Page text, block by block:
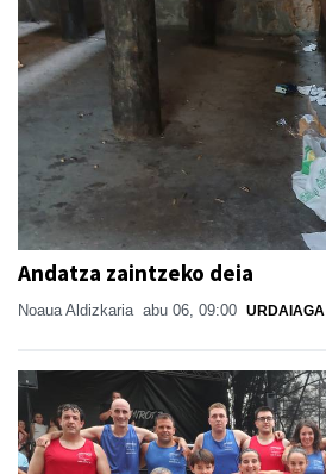
Andatza zaintzeko deia
Noaua Aldizkaria abu 06, 09:00 URDAIAGA